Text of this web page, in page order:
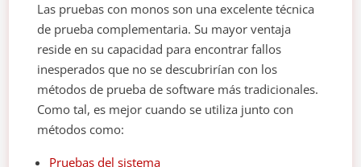
Las pruebas con monos son una excelente técnica
de prueba complementaria. Su mayor ventaja
reside en su capacidad para encontrar fallos
inesperados que no se descubrirían con los
métodos de prueba de software más tradicionales.
Como tal, es mejor cuando se utiliza junto con
métodos como:
Pruebas del sistema